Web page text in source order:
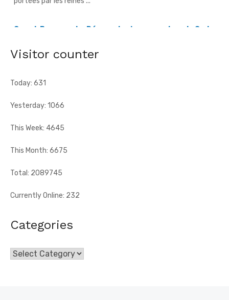
Grand-Bassam - Le Réseau des jeunes cadres du Sud-
sanitaires
dirigé par Eliame Niamkey, a remis, le jeudi 6 août 2026, au ...
Visitor counter
Today: 631
Yesterday: 1066
This Week: 4645
This Month: 6675
Total: 2089745
Currently Online: 232
Categories
Categories